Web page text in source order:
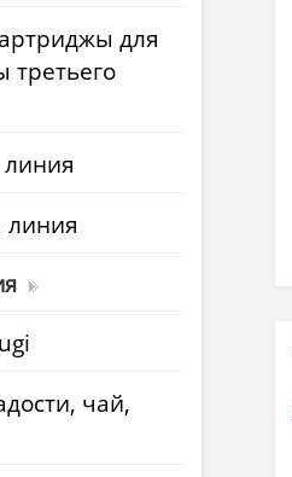
для
третьего
линия
линия
чай,